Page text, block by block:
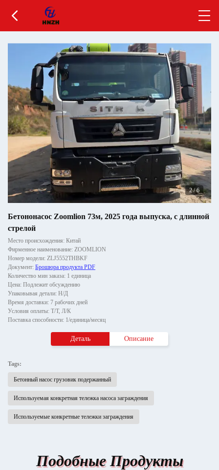
2/6
Бетононасос Zoomlion 73м, 2025 года выпуска, с длинной
стрелой
Место происхождения: Китай
Фирменное наименование: ZOOMLION
Номер модели: ZLJ5552THBKF
Документ: Брошюра продукта PDF
Количество мин заказа: 1 единица
Цена: Подлежит обсуждению
Упаковывая детали: Н/Д
Время доставки: 7 рабочих дней
Условия оплаты: Т/Т, Л/К
Поставка способности: 1/единица/месяц
Деталь Описание
Tags:
Бетонный насос грузовик подержанный
Используемая конкретная тележка насоса заграждения
Используемые конкретные тележки заграждения
Подобные Продукты